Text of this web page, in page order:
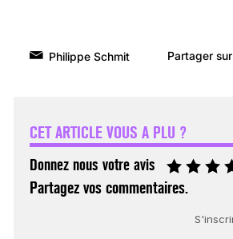
Philippe Schmit Partager sur
CET ARTICLE VOUS A PLU ?
Donnez nous votre avis
Partagez vos commentaires.